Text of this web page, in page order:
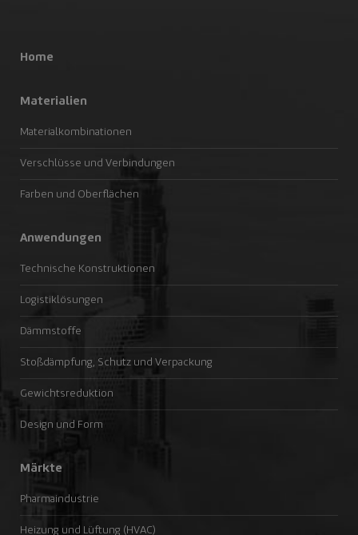
Home
Materialien
Materialkombinationen
Verschlüsse und Verbindungen
Farben und Oberflächen
Anwendungen
Technische Konstruktionen
Logistiklösungen
Dämmstoffe
Stoßdämpfung, Schutz und Verpackung
Gewichtsreduktion
Design und Form
Märkte
Pharmaindustrie
Heizung und Lüftung (HVAC)